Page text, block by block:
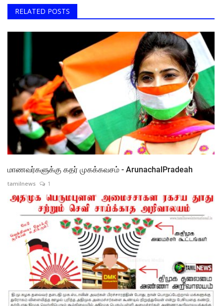
RELATED POSTS
மாணவர்களுக்கு கதர் முகக்கவசம் - ArunachalPradeah
tamilnews 1